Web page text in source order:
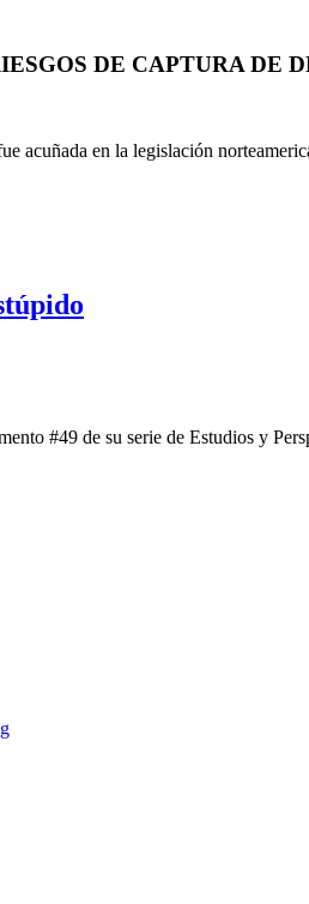
DE CAPTURA DE
acuñada en la legislación
#49 de su serie de Estudios y